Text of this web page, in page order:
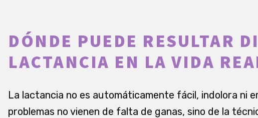
DÓNDE PUEDE RESULTAR
LACTANCIA EN LA VIDA
La lactancia no es automáticamente fácil, indolora ni
problemas no vienen de falta de ganas, sino de la